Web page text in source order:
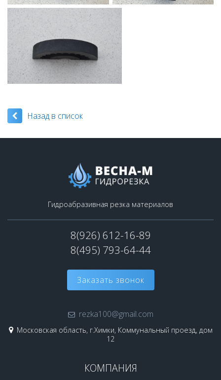
Назад в список
Гидроабразивная резка материалов
8(926) 612-16-89
8(495) 793-64-44
Заказать звонок
rezka100@gmail.com
Московская область, г.Химки, Коммунальный проезд, дом
12
КОМПАНИЯ